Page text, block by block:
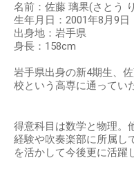
名前：佐藤 璃果(さとう
生年月日：2001年8月9日
出身地：岩手県
身長：158cm
岩手県出身の新4期生、
校という高専に通ってい
得意科目は数学と物理。
経験や吹奏楽部に所属し
を活かして今後更に活躍